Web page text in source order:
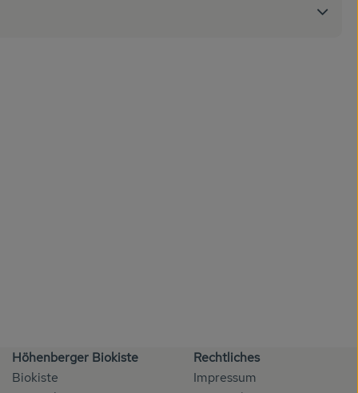
Höhenberger Biokiste
Biokiste
Rechtliches
Impressum